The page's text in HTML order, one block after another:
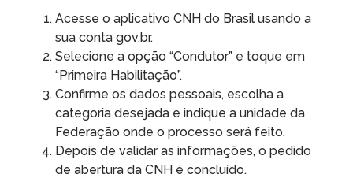
Acesse o aplicativo CNH do Brasil usando a
sua conta gov.br.
Selecione a opção “Condutor” e toque em
“Primeira Habilitação”.
Confirme os dados pessoais, escolha a
categoria desejada e indique a unidade da
Federação onde o processo será feito.
Depois de validar as informações, o pedido
de abertura da CNH é concluído.